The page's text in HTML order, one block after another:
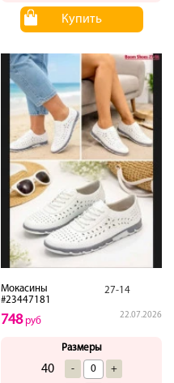
Купить
Мокасины
#23447181
27-14
22.07.2026
748руб
Размеры
40 - +